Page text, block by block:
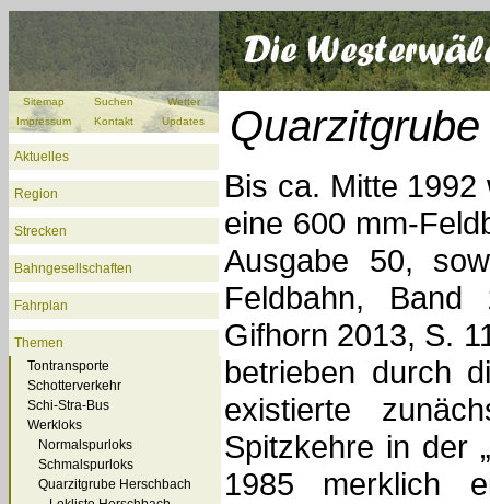
Sitemap Suchen
Wetter
Impressum
Kontakt Updates
Aktuelles
Region
Strecken
Bahngesellschaften
Fahrplan
Themen
Tontransporte
Schotterverkehr
Schi-Stra-Bus
Werkloks
Normalspurloks
Schmalspurloks
Quarzitgrube Herschbach
Bis ca. Mitte
eine 600 mm-
Ausgabe 50,
Feldbahn, Band
Gifhorn 2013, S.
betrieben durch
existierte
Spitzkehre in der
1985 merklich